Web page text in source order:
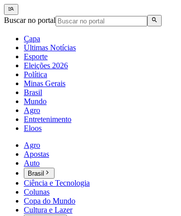
Buscar no portal
Capa
Últimas Notícias
Esporte
Eleições 2026
Política
Minas Gerais
Brasil
Mundo
Agro
Entretenimento
Eloos
Agro
Apostas
Auto
Brasil
Ciência e Tecnologia
Colunas
Copa do Mundo
Cultura e Lazer